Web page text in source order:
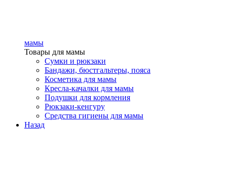
мамы
Товары для мамы
Сумки и рюкзаки
Бандажи, бюстгальтеры, пояса
Косметика для мамы
Кресла-качалки для мамы
Подушки для кормления
Рюкзаки-кенгуру
Средства гигиены для мамы
Назад